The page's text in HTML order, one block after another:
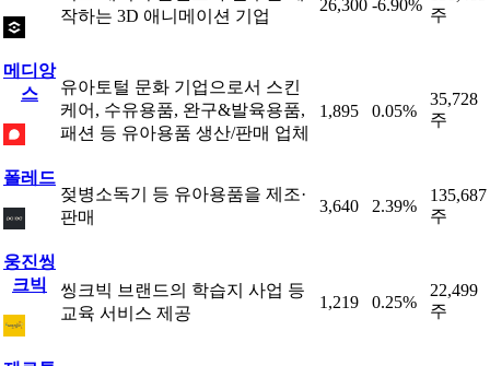
작하는 3D 애니메이션 기업
26,300 -6.90%
주
메디앙
스
유아토털 문화 기업으로서 스킨
케어, 수유용품, 완구&발육용품,
패션 등 유아용품 생산/판매 업체
1,895 0.05%
35,728
주
폴레드
젖병소독기 등 유아용품을 제조·
판매
3,640 2.39%
135,687
주
웅진씽
크빅
씽크빅 브랜드의 학습지 사업 등
교육 서비스 제공
1,219 0.25%
22,499
주